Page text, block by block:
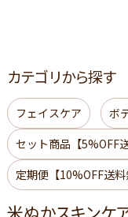
カテゴリから探す
フェイスケア
ボ
セット商品【5%OFF
定期便【10%OFF送料